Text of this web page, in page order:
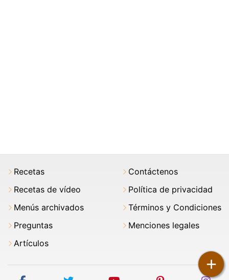
+
Recetas
Recetas de vídeo
Menús archivados
Preguntas
Artículos
Contáctenos
Política de privacidad
Términos y Condiciones
Menciones legales